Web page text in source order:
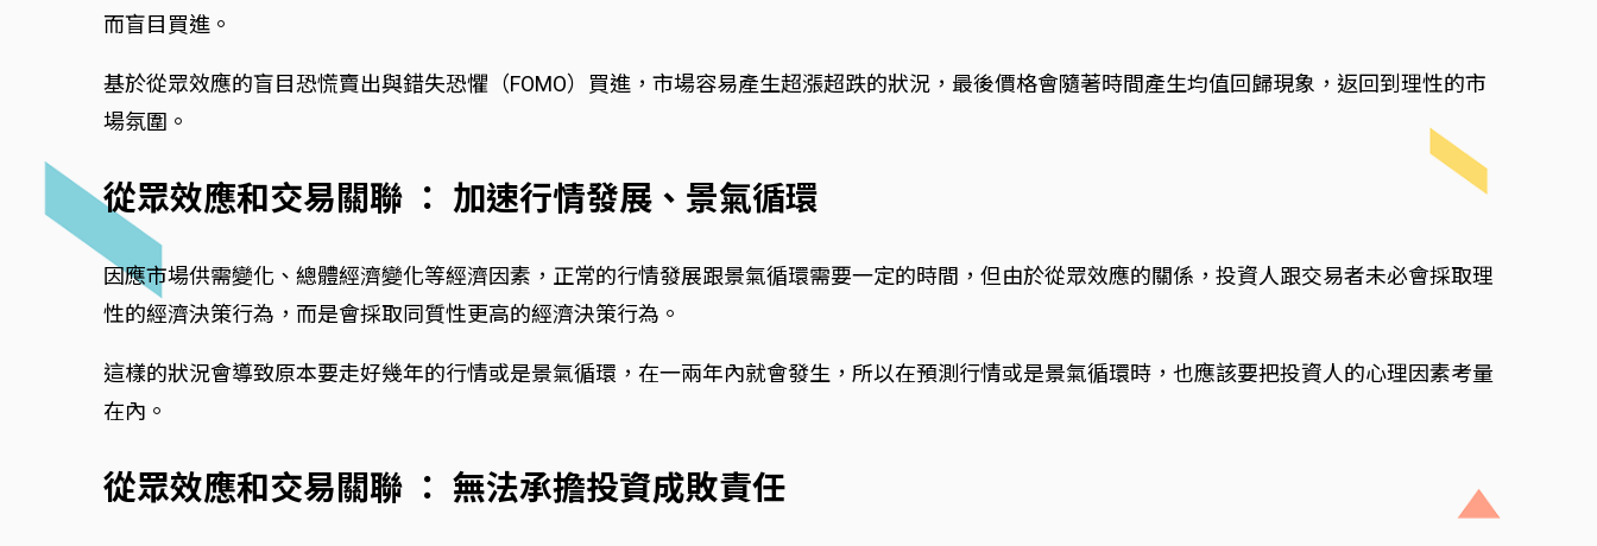
而盲目買進。
基於從眾效應的盲目恐慌賣出與錯失恐懼（FOMO）買進，市場容易產生超漲超跌的狀況，最後價格會隨著時間產生均值回歸現象，返回到理性的市
場氛圍。
從眾效應和交易關聯 ： 加速行情發展、景氣循環
因應市場供需變化、總體經濟變化等經濟因素，正常的行情發展跟景氣循環需要一定的時間，但由於從眾效應的關係，投資人跟交易者未必會採取理
性的經濟決策行為，而是會採取同質性更高的經濟決策行為。
這樣的狀況會導致原本要走好幾年的行情或是景氣循環，在一兩年內就會發生，所以在預測行情或是景氣循環時，也應該要把投資人的心理因素考量
在內。
從眾效應和交易關聯 ： 無法承擔投資成敗責任